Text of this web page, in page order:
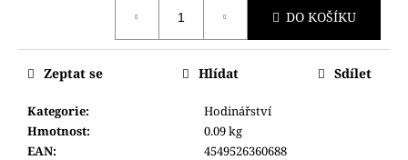
DO KOŠÍKU
Kategorie:
Hodinářství
Hmotnost:
0.09 kg
EAN: 4549526360688
Zeptat se Hlídat Sdílet
D
p
o